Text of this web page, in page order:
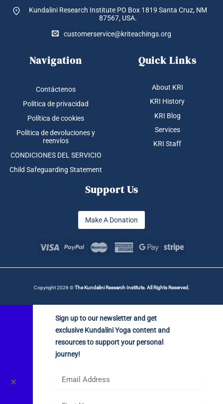
Kundalini Research Institute PO Box 1819 Santa Cruz, NM
87567, USA.
customerservice@kriteachings.org
Navigation
Contáctenos
Política de privacidad
Política de cookies
Política de devoluciones y
reenvíos
CONDICIONES DEL SERVICIO
Child Safeguarding Statement
Quick Links
About KRI
KRI History
KRI Blog
Services
KRI Staff
Support Us
Make A Donation
Copyright 2026 ©The Kundalini Research Institute. All Rights Reserved.
✕
Sign up to our newsletter and get
exclusive Kundalini Yoga content and
resources to support your personal
journey!